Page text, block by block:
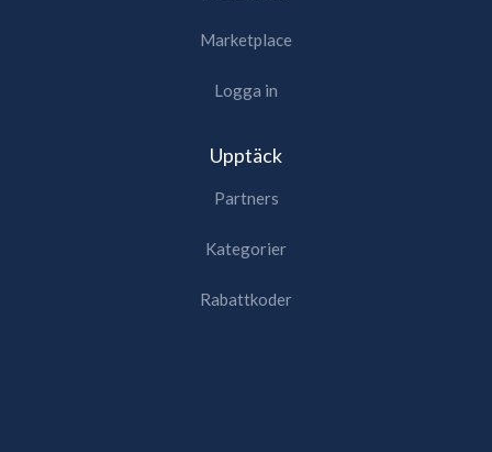
Marketplace
Logga in
Upptäck
Partners
Kategorier
Rabattkoder